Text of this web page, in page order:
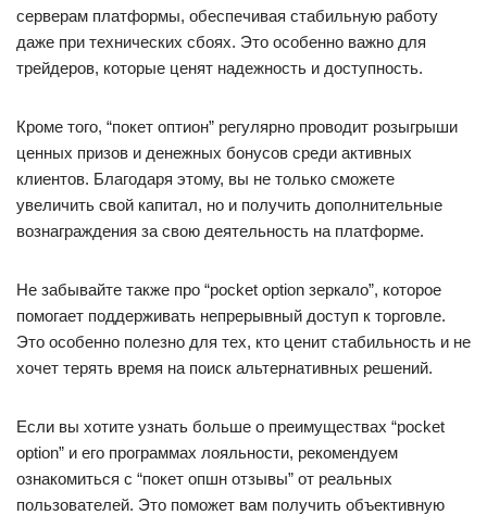
серверам платформы, обеспечивая стабильную работу
даже при технических сбоях. Это особенно важно для
трейдеров, которые ценят надежность и доступность.
Кроме того, “покет оптион” регулярно проводит розыгрыши
ценных призов и денежных бонусов среди активных
клиентов. Благодаря этому, вы не только сможете
увеличить свой капитал, но и получить дополнительные
вознаграждения за свою деятельность на платформе.
Не забывайте также про “pocket option зеркало”, которое
помогает поддерживать непрерывный доступ к торговле.
Это особенно полезно для тех, кто ценит стабильность и не
хочет терять время на поиск альтернативных решений.
Если вы хотите узнать больше о преимуществах “pocket
option” и его программах лояльности, рекомендуем
ознакомиться с “покет опшн отзывы” от реальных
пользователей. Это поможет вам получить объективную